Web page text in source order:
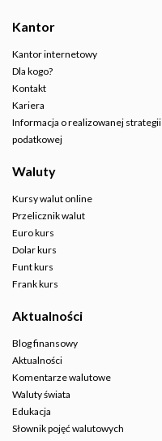
Kantor
Kantor internetowy
Dla kogo?
Kontakt
Kariera
Informacja o realizowanej strategii
podatkowej
Waluty
Kursy walut online
Przelicznik walut
Euro kurs
Dolar kurs
Funt kurs
Frank kurs
Aktualności
Blog finansowy
Aktualności
Komentarze walutowe
Waluty świata
Edukacja
Słownik pojęć walutowych